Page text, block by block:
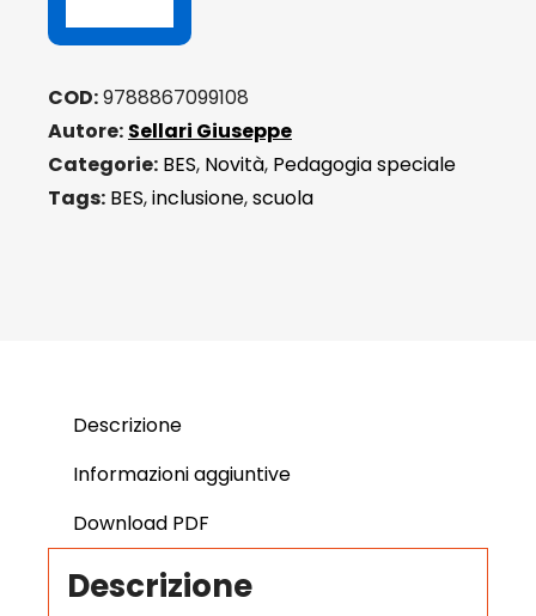
COD:9788867099108
Autore: Sellari Giuseppe
Categorie: BES, Novità, Pedagogia speciale
Tags: BES,inclusione,scuola
Descrizione
Informazioni aggiuntive
Download PDF
Descrizione